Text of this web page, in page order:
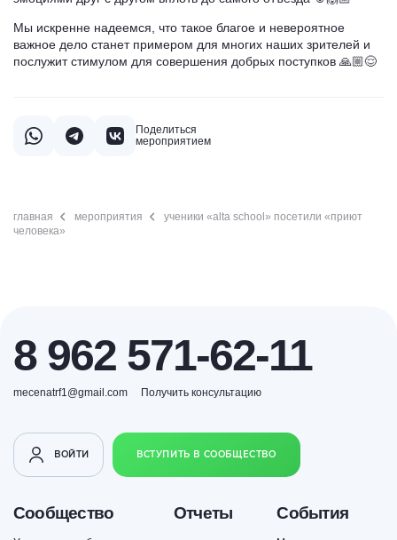
Мы искренне надеемся, что такое благое и невероятное
важное дело станет примером для многих наших зрителей и
послужит стимулом для совершения добрых поступков 🙏🏼😌
Поделиться
мероприятием
главная мероприятия
ученики «alta school» посетили «приют
человека»
8 962 571-62-11
mecenatrf1@gmail.com Получить консультацию
ВОЙТИ ВСТУПИТЬ В СООБЩЕСТВО
Сообщество Отчеты События